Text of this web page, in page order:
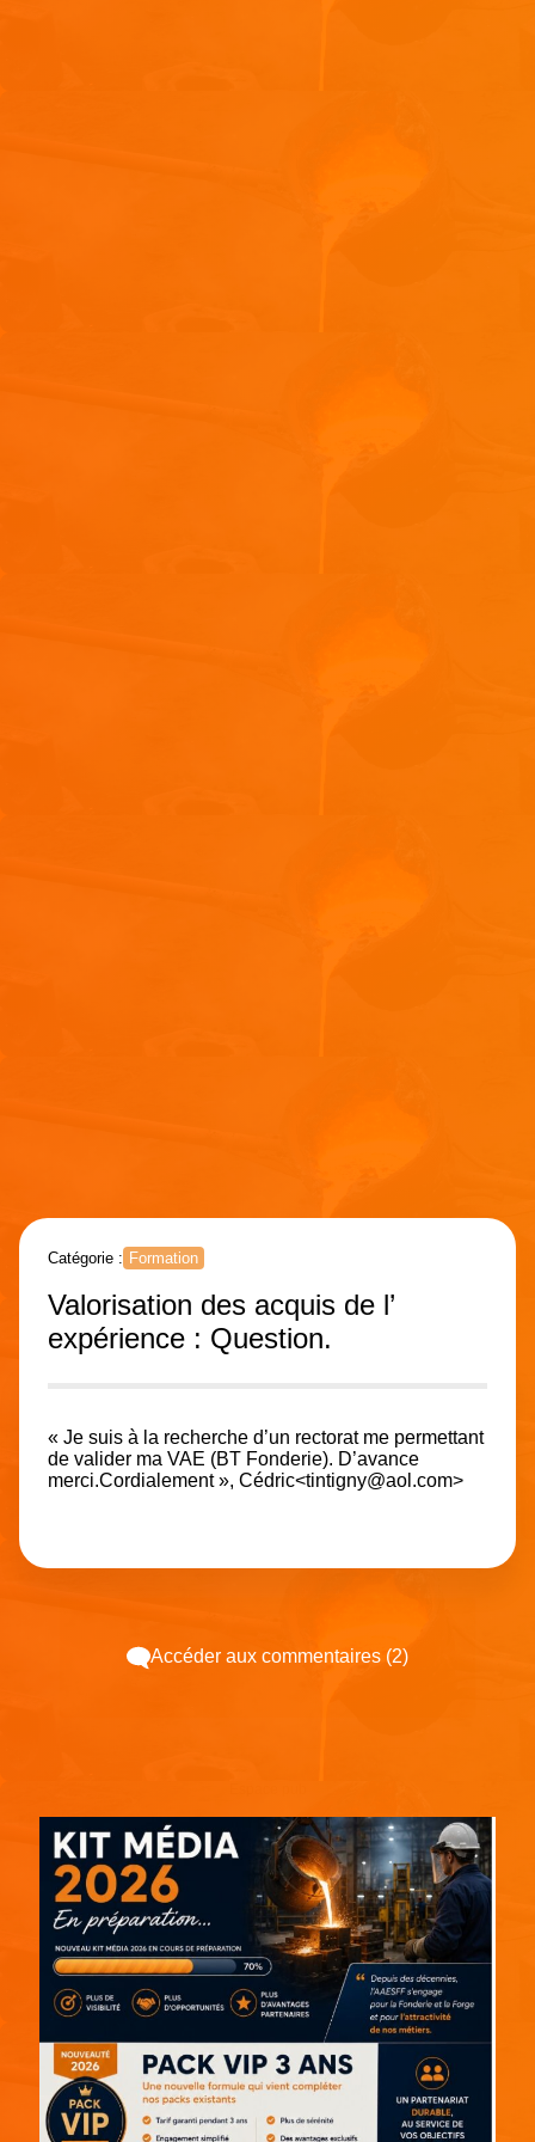
Catégorie : Formation
Valorisation des acquis de l’
expérience : Question.
« Je suis à la recherche d’un rectorat me permettant
de valider ma VAE (BT Fonderie). D’avance
merci.Cordialement », Cédric<tintigny@aol.com>
Accéder aux commentaires (2)